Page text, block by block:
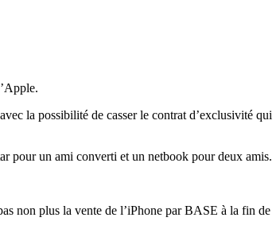
la possibilité de casser le contrat d’exclusivité qui
pour un ami converti et un netbook pour deux amis.
non plus la vente de l’iPhone par BASE à la fin de